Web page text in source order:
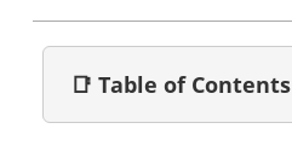
📑 Table of Contents